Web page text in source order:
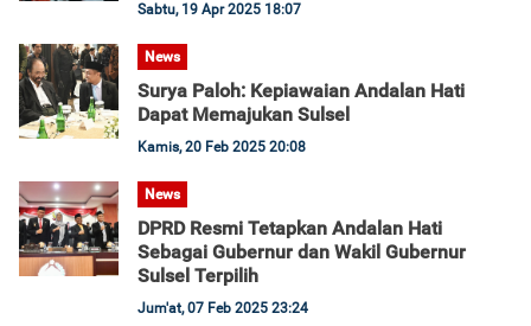
Sabtu, 19 Apr 2025 18:07
News
Surya Paloh: Kepiawaian Andalan Hati
Dapat Memajukan Sulsel
Kamis, 20 Feb 2025 20:08
News
DPRD Resmi Tetapkan Andalan Hati
Sebagai Gubernur dan Wakil Gubernur
Sulsel Terpilih
Jum'at, 07 Feb 2025 23:24